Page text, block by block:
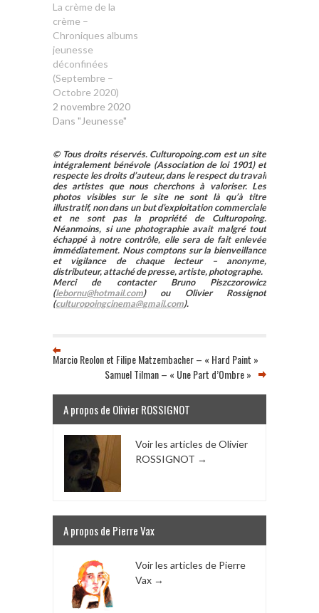
La crème de la
crème –
Chroniques albums
jeunesse
déconfinées
(Septembre –
Octobre 2020)
2 novembre 2020
Dans "Jeunesse"
© Tous droits réservés. Culturopoing.com est un site
intégralement bénévole (Association de loi 1901) et
respecte les droits d’auteur, dans le respect du travail
des artistes que nous cherchons à valoriser. Les
photos visibles sur le site ne sont là qu’à titre
illustratif, non dans un but d’exploitation commerciale
et ne sont pas la propriété de Culturopoing.
Néanmoins, si une photographie avait malgré tout
échappé à notre contrôle, elle sera de fait enlevée
immédiatement. Nous comptons sur la bienveillance
et vigilance de chaque lecteur – anonyme,
distributeur, attaché de presse, artiste, photographe.
Merci de contacter Bruno Piszczorowicz
(lebornu@hotmail.com) ou Olivier Rossignot
(culturopoingcinema@gmail.com).
Marcio Reolon et Filipe Matzembacher – « Hard Paint »
Samuel Tilman – « Une Part d’Ombre »
A propos de Olivier ROSSIGNOT
Voir les articles de Olivier
ROSSIGNOT →
A propos de Pierre Vax
Voir les articles de Pierre
Vax →